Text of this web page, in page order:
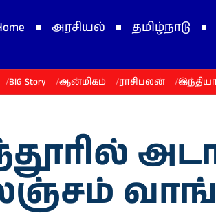
அரசியல் தமிழ்நாடு
BIG Story ஆன்மிகம் ராசிபலன்
லஞ்சம்